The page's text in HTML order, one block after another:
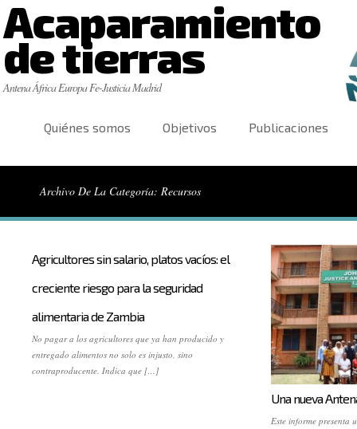
Acaparamiento
de tierras
Antena África Europa Fe-Justicia Madrid
Quiénes somos Objetivos Publicaciones
Archivo De La Categoría: Recursos
Agricultores sin salario, platos vacíos: el
creciente riesgo para la seguridad
alimentaria de Zambia
No pagar a los agricultores que ya han producido y
entregado alimentos no solo es injusto, sino
contraproducente. Indica que […]
Una nueva
Este informe presenta